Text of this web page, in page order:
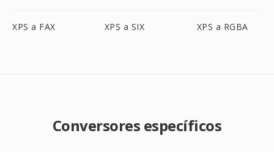
XPS a FAX XPS a SIX XPS a RGBA
Conversores específicos